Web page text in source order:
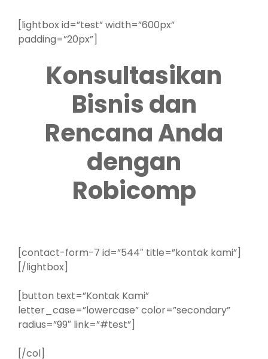
[lightbox id=”test” width=”600px”
padding=”20px”]
Konsultasikan
Bisnis dan
Rencana Anda
dengan
Robicomp
[contact-form-7 id=”544″ title=”kontak kami”]
[/lightbox]
[button text=”Kontak Kami”
letter_case=”lowercase” color=”secondary”
radius=”99″ link=”#test”]
[/col]